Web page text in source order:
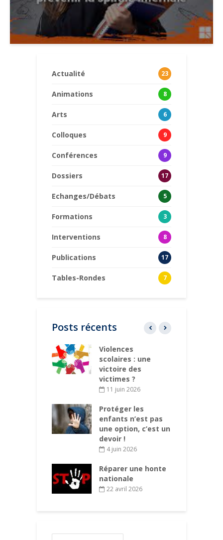
Actualité 23
Animations 8
Arts 6
Colloques 9
Conférences 9
Dossiers 17
Echanges/Débats 5
Formations 3
Interventions 8
Publications 17
Tables-Rondes 7
Posts récents
Violences
scolaires : une
victoire des
victimes ?
11 juin 2026
Protéger les
enfants n’est pas
une option, c’est un
devoir !
4 juin 2026
Réparer une honte
nationale
22 avril 2026